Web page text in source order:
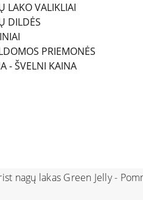
LAKO VALIKLIAI
DILDĖS
PRIEMONĖS
- ŠVELNI KAINA